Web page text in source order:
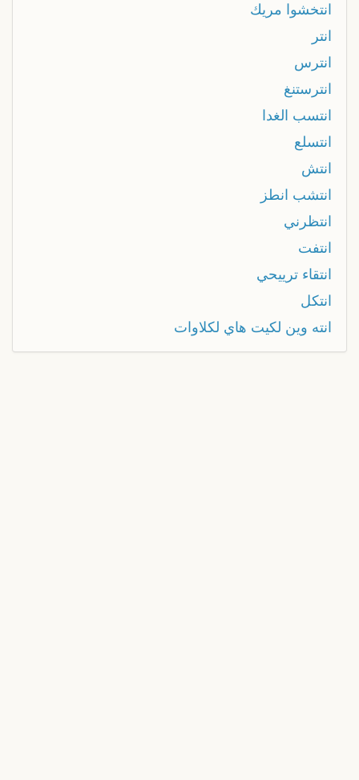
انتخشوا مريك
انتر
انترس
انترستنغ
انتسب الغدا
انتسلع
انتش
انتشب انطز
انتظرني
انتفت
انتقاء ترييحي
انتكل
انته وين لكيت هاي لكلاوات